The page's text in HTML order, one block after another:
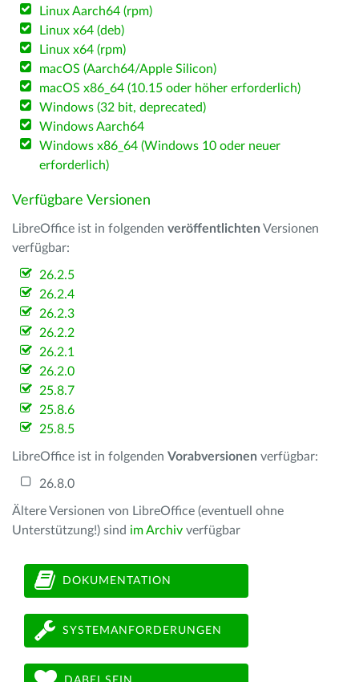
Linux Aarch64 (rpm)
Linux x64 (deb)
Linux x64 (rpm)
macOS (Aarch64/Apple Silicon)
macOS x86_64 (10.15 oder höher erforderlich)
Windows (32 bit, deprecated)
Windows Aarch64
Windows x86_64 (Windows 10 oder neuer
erforderlich)
Verfügbare Versionen
LibreOffice ist in folgenden veröffentlichten Versionen
verfügbar:
26.2.5
26.2.4
26.2.3
26.2.2
26.2.1
26.2.0
25.8.7
25.8.6
25.8.5
LibreOffice ist in folgenden Vorabversionen verfügbar:
26.8.0
Ältere Versionen von LibreOffice (eventuell ohne
Unterstützung!) sind im Archiv verfügbar
DOKUMENTATION
SYSTEMANFORDERUNGEN